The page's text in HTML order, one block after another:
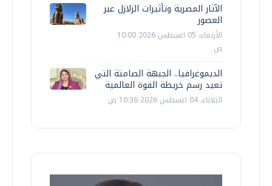
الآثار المصرية وتأثيرات الزلازل عبر
العصور
الأربعاء، 05 اغسطس 2026 10:00
ص
الديموغرافيا.. الجبهة الصامتة التي
تعيد رسم خريطة القوة العالمية
الثلاثاء، 04 اغسطس 2026 10:36 ص